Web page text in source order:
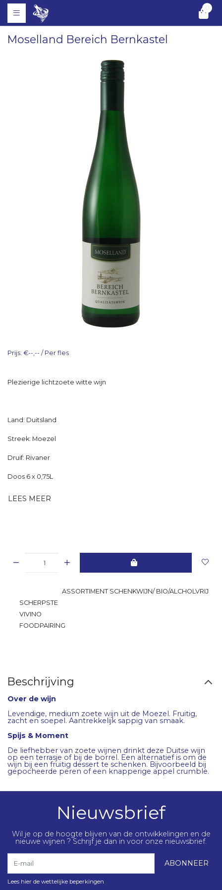
0
Moselland Bereich Bernkastel
Prijs: €--,-- / Per fles
Plezierige lichtzoete witte wijn
Land: Duitsland
Streek: Moezel
Druif: Rivaner
Doos 6 x 0,75L
LEES MEER
ASSORTIMENT SCHENKWIJN/ BIO/ALCHOLVRIJ
SCHERPSTE
VIVINO
FOODPAIRING
Beschrijving
Over de wijn
Levendige, medium zoete wijn uit de Moezel. Fruitig,
zacht en soepel. Aantrekkelijk sappig van smaak.
Spijs & Moment
De liefhebber van zoete wijnen drinkt deze Duitse wijn
op een terrasje of bij de borrel. Een alternatief is om de
wijn bij een fruitig dessert te schenken. Bijvoorbeeld bij
gepocheerde peren of een knapperige appel crumble.
Nieuwsbrief
Wil je op de hoogte blijven van de ontwikkelingen en de
nieuwe wijnen ? Schrijf je dan in voor onze nieuwsbrief.
ABONNEER
Lees hier de wettelijke beperkingen